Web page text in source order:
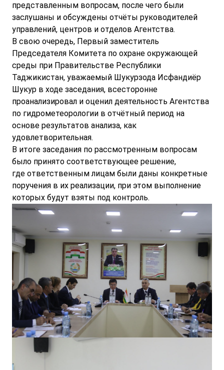
представленным вопросам, после чего были
заслушаны и обсуждены отчёты руководителей
управлений, центров и отделов Агентства.
В свою очередь, Первый заместитель
Председателя Комитета по охране окружающей
среды при Правительстве Республики
Таджикистан, уважаемый Шукурзода Исфандиёр
Шукур в ходе заседания, всесторонне
проанализировал и оценил деятельность Агентства
по гидрометеорологии в отчётный период на
основе результатов анализа, как
удовлетворительная.
В итоге заседания по рассмотренным вопросам
было принято соответствующее решение,
где ответственным лицам были даны конкретные
поручения в их реализации, при этом выполнение
которых будут взяты под контроль.